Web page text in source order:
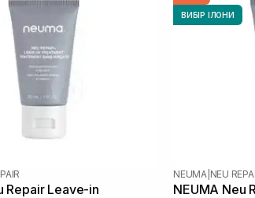
Repair Leave-in
ВИБІР ІЛОНИ
NEUMA NEU
NEUMA Neu